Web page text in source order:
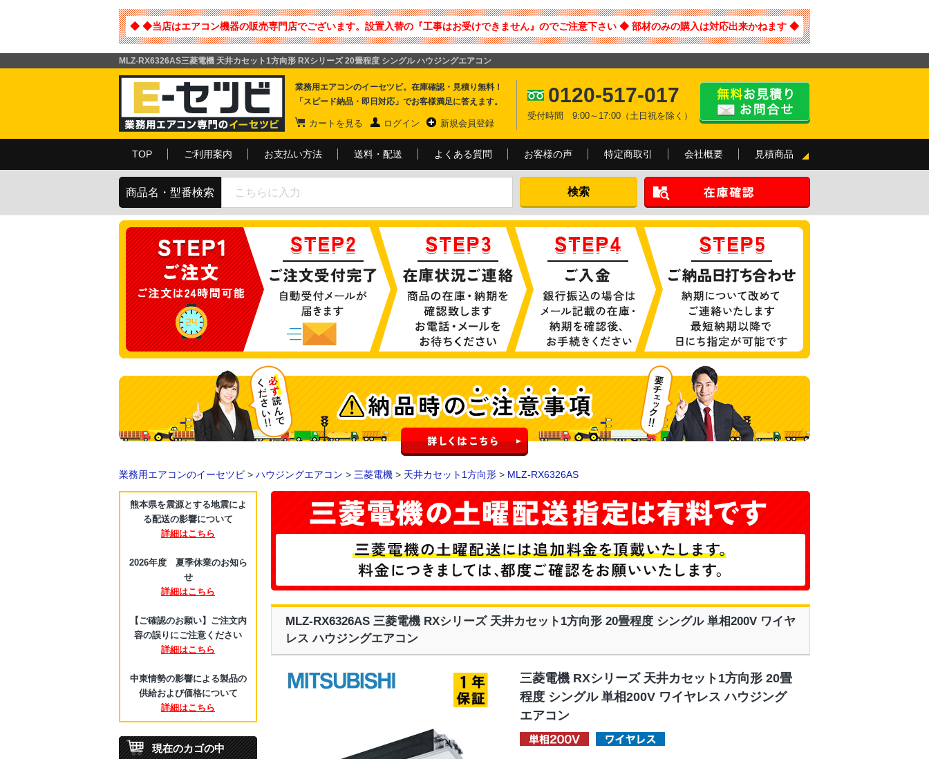
◆ ◆当店はエアコン機器の販売専門店でございます。設置入替の『工事はお受けできません』のでご注意下さい ◆ 部材のみの購入は対応出来かねます ◆
MLZ-RX6326AS三菱電機 天井カセット1方向形 RXシリーズ 20畳程度 シングル ハウジングエアコン
業務用エアコンのイーセツビ。在庫確認・見積り無料！
「スピード納品・即日対応」でお客様満足に答えます。
カートを見る ログイン 新規会員登録
0120-517-017
受付時間 9:00～17:00（土日祝を除く）
TOP ご利用案内 お支払い方法 送料・配送 よくある質問 お客様の声 特定商取引 会社概要 見積商品
商品名・型番検索
業務用エアコンのイーセツビ > ハウジングエアコン > 三菱電機 > 天井カセット1方向形 > MLZ-RX6326AS
MLZ-RX6326AS 三菱電機 RXシリーズ 天井カセット1方向形 20畳程度 シングル 単相200V ワイヤ
レス ハウジングエアコン
三菱電機 RXシリーズ 天井カセット1方向形 20畳
程度 シングル 単相200V ワイヤレス ハウジング
エアコン
熊本県を震源とする地震によ
る配送の影響について
詳細はこちら
2026年度 夏季休業のお知ら
せ
詳細はこちら
【ご確認のお願い】ご注文内
容の誤りにご注意ください
詳細はこちら
中東情勢の影響による製品の
供給および価格について
詳細はこちら
現在のカゴの中